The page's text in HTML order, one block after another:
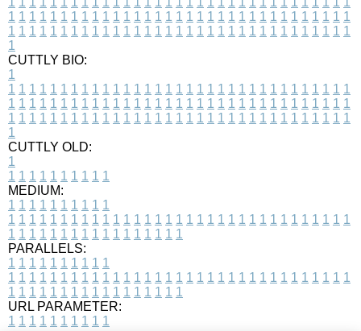
1 1 1 1 1 1 1 1 1 1 1 1 1 1 1 1 1 1 1 1 1 1 1 1 1 1 1 1 1 1 1 1 1
1 1 1 1 1 1 1 1 1 1 1 1 1 1 1 1 1 1 1 1 1 1 1 1 1 1 1 1 1 1 1 1 1
1
CUTTLY BIO:
1
1 1 1 1 1 1 1 1 1 1 1 1 1 1 1 1 1 1 1 1 1 1 1 1 1 1 1 1 1 1 1 1 1
1 1 1 1 1 1 1 1 1 1 1 1 1 1 1 1 1 1 1 1 1 1 1 1 1 1 1 1 1 1 1 1 1
1 1 1 1 1 1 1 1 1 1 1 1 1 1 1 1 1 1 1 1 1 1 1 1 1 1 1 1 1 1 1 1 1
1
CUTTLY OLD:
1
1 1 1 1 1 1 1 1 1 1
MEDIUM:
1 1 1 1 1 1 1 1 1 1
1 1 1 1 1 1 1 1 1 1 1 1 1 1 1 1 1 1 1 1 1 1 1 1 1 1 1 1 1 1 1 1 1
1 1 1 1 1 1 1 1 1 1 1 1 1 1 1 1 1
PARALLELS:
1 1 1 1 1 1 1 1 1 1
1 1 1 1 1 1 1 1 1 1 1 1 1 1 1 1 1 1 1 1 1 1 1 1 1 1 1 1 1 1 1 1 1
1 1 1 1 1 1 1 1 1 1 1 1 1 1 1 1 1
URL PARAMETER:
1 1 1 1 1 1 1 1 1 1